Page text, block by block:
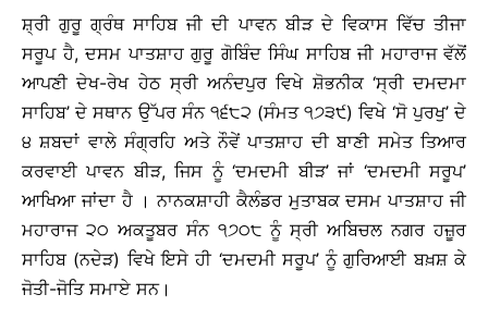
ਸ਼੍ਰੀ ਗੁਰੂ ਗ੍ਰੰਥ ਸਾਹਿਬ ਜੀ ਦੀ ਪਾਵਨ ਬੀੜ ਦੇ ਵਿਕਾਸ ਵਿੱਚ ਤੀਜਾ
ਸਰੂਪ ਹੈ, ਦਸਮ ਪਾਤਸ਼ਾਹ ਗੁਰੂ ਗੋਬਿੰਦ ਸਿੰਘ ਸਾਹਿਬ ਜੀ ਮਹਾਰਾਜ ਵੱਲੋਂ
ਆਪਣੀ ਦੇਖ-ਰੇਖ ਹੇਠ ਸ੍ਰੀ ਅਨੰਦਪੁਰ ਵਿਖੇ ਸ਼ੋਭਨੀਕ ‘ਸ੍ਰੀ ਦਮਦਮਾ
ਸਾਹਿਬ’ ਦੇ ਸਥਾਨ ਉੱਪਰ ਸੰਨ ੧੬੮੨ (ਸੰਮਤ ੧੭੩੯) ਵਿਖੇ ‘ਸੋ ਪੁਰਖੁ’ ਦੇ
੪ ਸ਼ਬਦਾਂ ਵਾਲੇ ਸੰਗ੍ਰਹਿ ਅਤੇ ਨੌਵੇਂ ਪਾਤਸ਼ਾਹ ਦੀ ਬਾਣੀ ਸਮੇਤ ਤਿਆਰ
ਕਰਵਾਈ ਪਾਵਨ ਬੀੜ, ਜਿਸ ਨੂੰ ‘ਦਮਦਮੀ ਬੀੜ’ ਜਾਂ ‘ਦਮਦਮੀ ਸਰੂਪ’
ਆਖਿਆ ਜਾਂਦਾ ਹੈ । ਨਾਨਕਸ਼ਾਹੀ ਕੈਲੰਡਰ ਮੁਤਾਬਕ ਦਸਮ ਪਾਤਸ਼ਾਹ ਜੀ
ਮਹਾਰਾਜ ੨੦ ਅਕਤੂਬਰ ਸੰਨ ੧੭੦੮ ਨੂੰ ਸ੍ਰੀ ਅਬਿਚਲ ਨਗਰ ਹਜ਼ੂਰ
ਸਾਹਿਬ (ਨਦੇੜ) ਵਿਖੇ ਇਸੇ ਹੀ ‘ਦਮਦਮੀ ਸਰੂਪ’ ਨੂੰ ਗੁਰਿਆਈ ਬਖ਼ਸ਼ ਕੇ
ਜੋਤੀ-ਜੋਤਿ ਸਮਾਏ ਸਨ।